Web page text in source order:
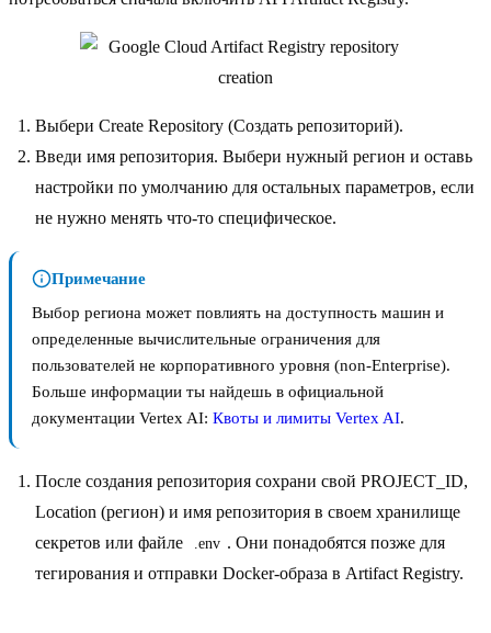
Выбери Create Repository (Создать репозиторий).
Введи имя репозитория. Выбери нужный регион и оставь
настройки по умолчанию для остальных параметров, если
не нужно менять что-то специфическое.
Примечание
Выбор региона может повлиять на доступность машин и
определенные вычислительные ограничения для
пользователей не корпоративного уровня (non-Enterprise).
Больше информации ты найдешь в официальной
документации Vertex AI: Квоты и лимиты Vertex AI.
После создания репозитория сохрани свой PROJECT_ID,
Location (регион) и имя репозитория в своем хранилище
секретов или файле
.env . Они понадобятся позже для
тегирования и отправки Docker-образа в Artifact Registry.